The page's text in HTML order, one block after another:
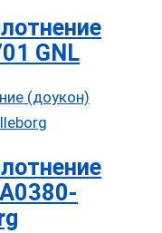
GNL